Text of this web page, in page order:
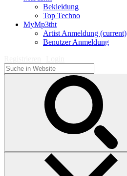
Bekleidung
Top Techno
MyMp3tht
Artist Anmeldung (current)
Benutzer Anmeldung